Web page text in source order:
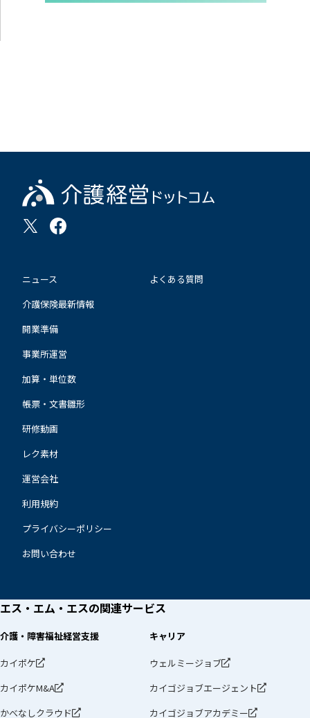
ニュース
介護保険最新情報
開業準備
事業所運営
加算・単位数
帳票・文書雛形
研修動画
レク素材
よくある質問
運営会社
利用規約
プライバシーポリシー
お問い合わせ
エス・エム・エスの関連サービス
介護・障害福祉経営支援
カイポケ
カイポケM&A
かべなしクラウド
キャリア
ウェルミージョブ
カイゴジョブエージェント
カイゴジョブアカデミー